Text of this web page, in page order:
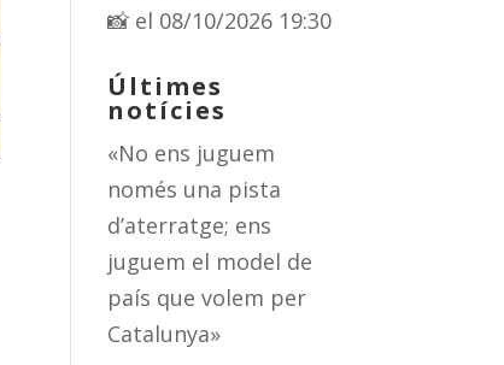
📸 el 08/10/2026 19:30
Últimes
notícies
«No ens juguem
només una pista
d’aterratge; ens
juguem el model de
país que volem per
Catalunya»